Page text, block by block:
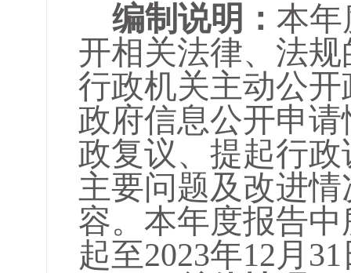
编制说明： 本年
开相关法律、法
行政机关主动公
政府信息公开申
政复议、提起行
主要问题及改进
容。本年度报告
起至2023年12月